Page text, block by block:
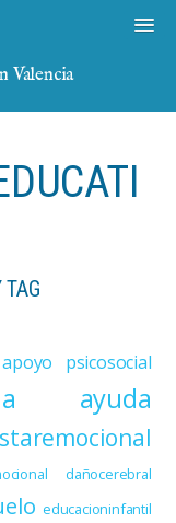
Valencia
apoyo psicosocial
ayuda
dañocerebral
educacioninfantil